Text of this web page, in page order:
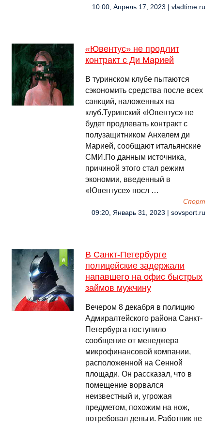
10:00, Апрель 17, 2023 | vladtime.ru
«Ювентус» не продлит
контракт с Ди Марией
В туринском клубе пытаются
сэкономить средства после всех
санкций, наложенных на
клуб.Туринский «Ювентус» не
будет продлевать контракт с
полузащитником Анхелем ди
Марией, сообщают итальянские
СМИ.По данным источника,
причиной этого стал режим
экономии, введенный в
«Ювентусе» посл …
Спорт
09:20, Январь 31, 2023 | sovsport.ru
В Санкт-Петербурге
полицейские задержали
напавшего на офис быстрых
займов мужчину
Вечером 8 декабря в полицию
Адмиралтейского района Санкт-
Петербурга поступило
сообщение от менеджера
микрофинансовой компании,
расположенной на Сенной
площади. Он рассказал, что в
помещение ворвался
неизвестный и, угрожая
предметом, похожим на нож,
потребовал деньги. Работник не